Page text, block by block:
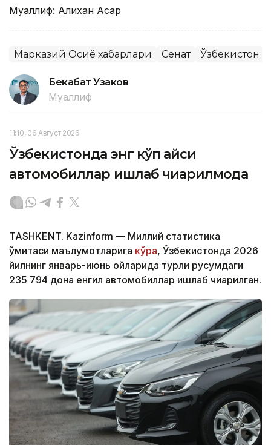
Муаллиф: Алихан Асқар
Марказий Осиё хабарлари Сенат Ўзбекистон
Бекабат Узаков
Муаллиф
11:10, 06 Август 2026
Ўзбекистонда энг кўп қайси
автомобиллар ишлаб чиқарилмоқда
TASHKENT. Kazinform — Миллий статистика
қўмитаси маълумотларига кўра, Ўзбекистонда 2026
йилнинг январь-июнь ойларида турли русумдаги
235 794 дона енгил автомобиллар ишлаб чиқарилган.